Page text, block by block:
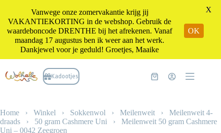
naar
de
Kadootjes Winkelwagen
Home › Winkel › Sokkenwol › Meilenweit › Meilenweit 4-
draads › 50 gram Cashmere Uni › Meilenweit 50 gram Cashmere
Uni – 0042 Zeegroen
Vanwege onze zomervakantie krijg jij
VAKANTIEKORTING in de webshop. Gebruik de
waardeboncode DRENTHE bij het afrekenen. Vanaf
maandag 17 augustus ben ik weer aan het werk.
Dankjewel voor je geduld! Groetjes, Maaike
OK
X